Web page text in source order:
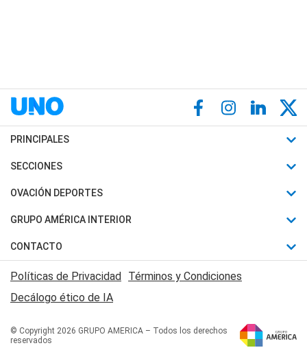
PRINCIPALES
Últimas Noticias
Política
Judiciales
Economia
SECCIONES
Horóscopo
Motores
Trucos caseros
Series y Películas
Edictos y Solicitadas
OVACIÓN DEPORTES
Fútbol
Mundial
Automovilismo
Rugby
Básquet
GRUPO AMÉRICA INTERIOR
Canal 7 en Vivo
San Juan 8
CONTACTO
Acerca de Nosotros
Contactanos
Políticas de Privacidad Términos y Condiciones
Decálogo ético de IA
© Copyright 2026 GRUPO AMERICA – Todos los derechos
reservados